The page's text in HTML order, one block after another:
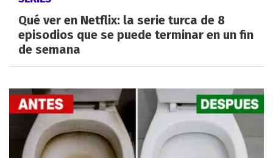
Qué ver en Netflix: la serie turca de 8
episodios que se puede terminar en un fin
de semana